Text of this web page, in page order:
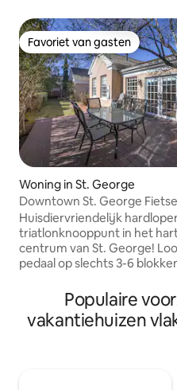
Favoriet van gasten
Favoriet van gasten
Woning in St. George
Downtown St. George
Hardlopen, Triatlon Hub
Huisdiervriendelijk
triatlonknooppunt in het
centrum van St. George! Loop, ren of
pedaal op slechts 3-6
finishlijnen, 3 fiets- en
bakkers, koffie en
Veilige fietsen, golfclubs,
Populaire
vakantiehuizen